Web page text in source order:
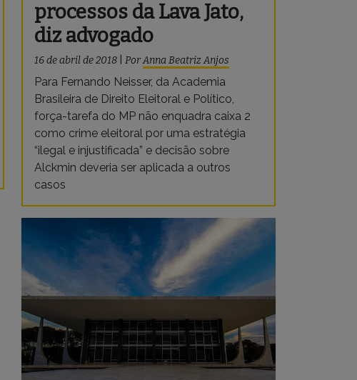
processos da Lava Jato,
diz advogado
16 de abril de 2018 PorAnna Beatriz Anjos
Para Fernando Neisser, da Academia
Brasileira de Direito Eleitoral e Político,
força-tarefa do MP não enquadra caixa 2
como crime eleitoral por uma estratégia
“ilegal e injustificada” e decisão sobre
Alckmin deveria ser aplicada a outros
casos